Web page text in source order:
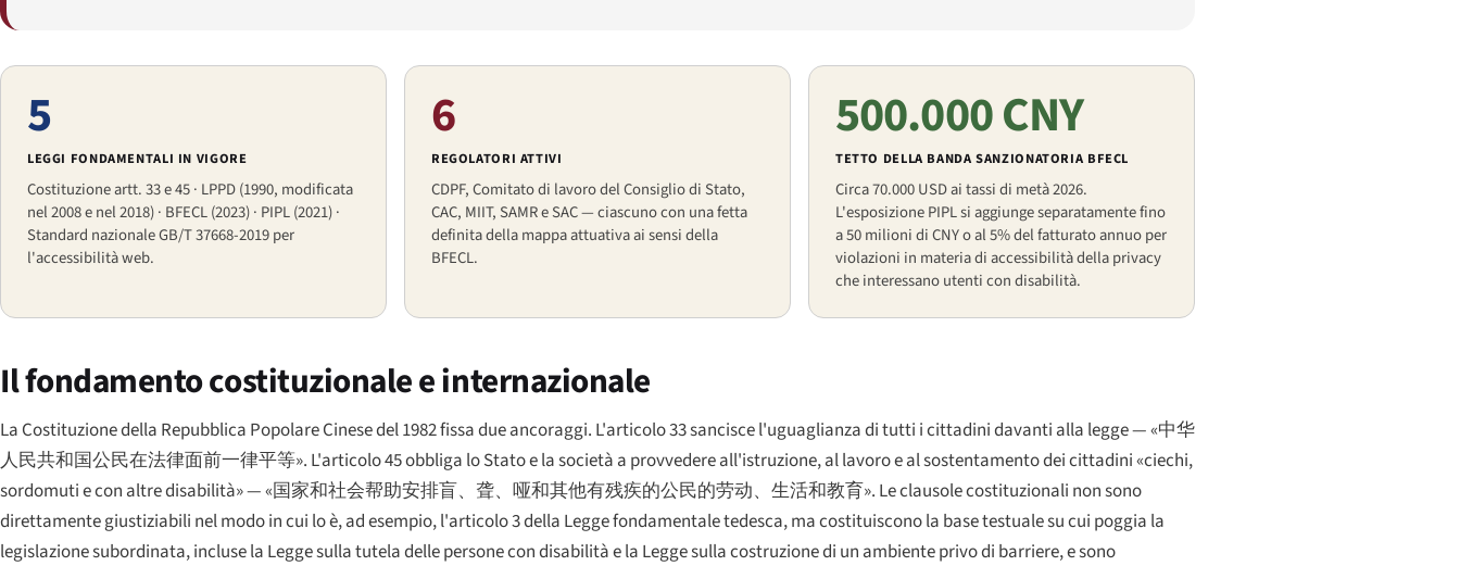
5
LEGGI FONDAMENTALI IN VIGORE
Costituzione artt. 33 e 45 · LPPD (1990, modificata
nel 2008 e nel 2018) · BFECL (2023) · PIPL (2021) ·
Standard nazionale GB/T 37668-2019 per
l'accessibilità web.
6
REGOLATORI ATTIVI
CDPF, Comitato di lavoro del Consiglio di Stato,
CAC, MIIT, SAMR e SAC — ciascuno con una fetta
definita della mappa attuativa ai sensi della
BFECL.
500.000 CNY
TETTO DELLA BANDA SANZIONATORIA BFECL
Circa 70.000 USD ai tassi di metà 2026.
L'esposizione PIPL si aggiunge separatamente fino
a 50 milioni di CNY o al 5% del fatturato annuo per
violazioni in materia di accessibilità della privacy
che interessano utenti con disabilità.
Il fondamento costituzionale e internazionale
La Costituzione della Repubblica Popolare Cinese del 1982 fissa due ancoraggi. L'articolo 33 sancisce l'uguaglianza di tutti i cittadini davanti alla legge —«中华
人民共和国公民在法律面前一律平等». L'articolo 45 obbliga lo Stato e la società a provvedere all'istruzione, al lavoro e al sostentamento dei cittadini «ciechi,
sordomuti e con altre disabilità» —«国家和社会帮助安排盲、聋、哑和其他有残疾的公民的劳动、生活和教育». Le clausole costituzionali non sono
direttamente giustiziabili nel modo in cui lo è, ad esempio, l'articolo 3 della Legge fondamentale tedesca, ma costituiscono la base testuale su cui poggia la
legislazione subordinata, incluse la Legge sulla tutela delle persone con disabilità e la Legge sulla costruzione di un ambiente privo di barriere, e sono